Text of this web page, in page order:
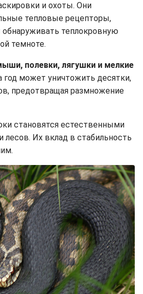
и охоты. Они
тепловые рецепторы,
теплокровную
темноте.
полевки, лягушки и мелкие
год может уничтожить десятки,
предотвращая размножение
становятся естественными
лесов. Их вклад в стабильность